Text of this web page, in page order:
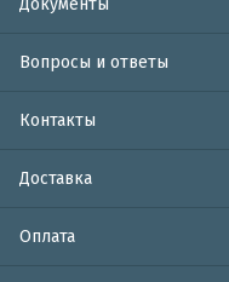
Вопросы и ответы
Контакты
Доставка
Оплата